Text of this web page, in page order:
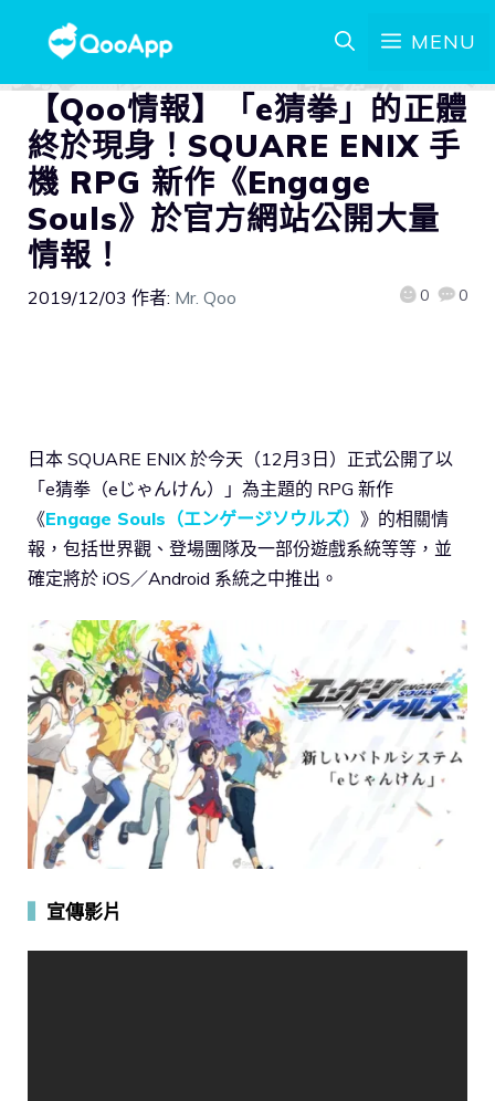
MENU
【Qoo情報】「e猜拳」的正體
終於現身！SQUARE ENIX 手
機 RPG 新作《Engage
Souls》於官方網站公開大量
情報！
2019/12/03 作者: Mr. Qoo 0 0
日本 SQUARE ENIX 於今天（12月3日）正式公開了以
「e猜拳（eじゃんけん）」為主題的 RPG 新作
《Engage Souls（エンゲージソウルズ） 》的相關情
報，包括世界觀、登場團隊及一部份遊戲系統等等，並
確定將於 iOS／Android 系統之中推出。
宣傳影片